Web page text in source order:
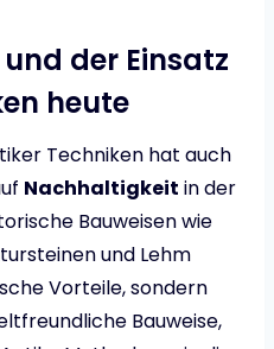
der Einsatz
heute
Techniken hat auch
Nachhaltigkeit in der
Bauweisen wie
und Lehm
Vorteile, sondern
Bauweise,